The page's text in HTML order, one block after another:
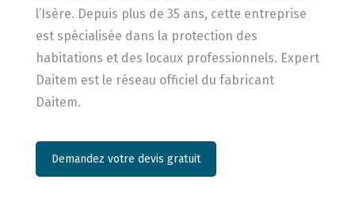
l’Isère. Depuis plus de 35 ans, cette entreprise
est spécialisée dans la protection des
habitations et des locaux professionnels. Expert
Daitem est le réseau officiel du fabricant
Daitem.
Demandez votre devis gratuit